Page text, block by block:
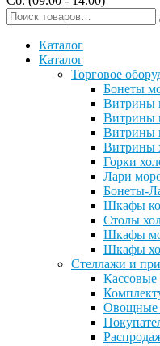
Каталог
Каталог
Торговое
Бонеты
Витрины
Витрины
Витрины
Витрины
Горки
Лари
Бонеты-
Шкафы
Столы
Шкафы
Шкафы
Стеллажи и
Кассовые
Овощные